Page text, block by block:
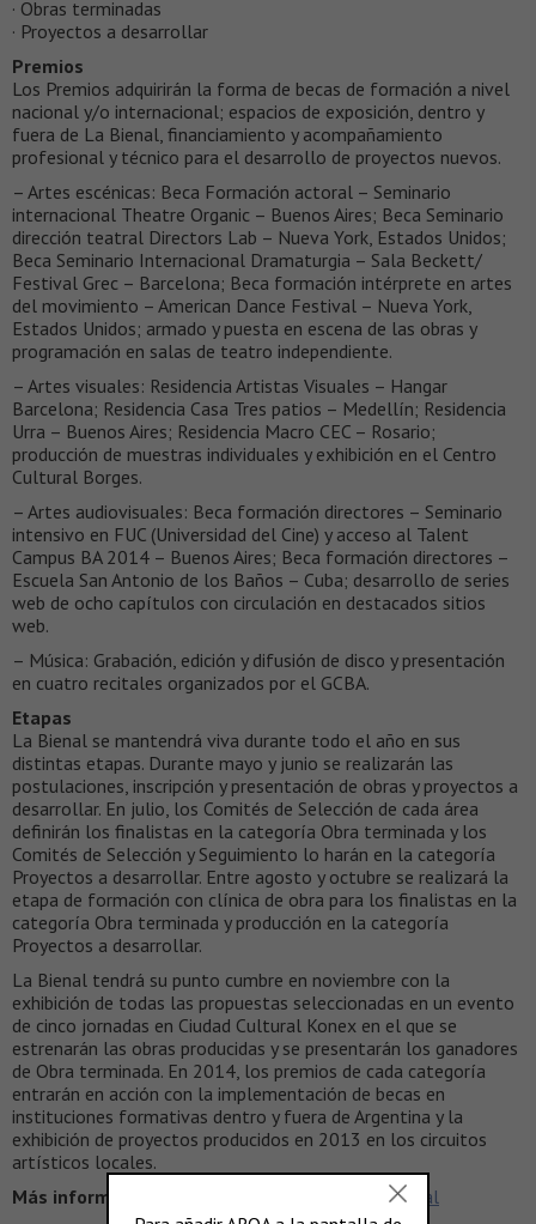
· Obras terminadas
· Proyectos a desarrollar
Premios
Los Premios adquirirán la forma de becas de formación a nivel
nacional y/o internacional; espacios de exposición, dentro y
fuera de La Bienal, financiamiento y acompañamiento
profesional y técnico para el desarrollo de proyectos nuevos.
– Artes escénicas: Beca Formación actoral – Seminario
internacional Theatre Organic – Buenos Aires; Beca Seminario
dirección teatral Directors Lab – Nueva York, Estados Unidos;
Beca Seminario Internacional Dramaturgia – Sala Beckett/
Festival Grec – Barcelona; Beca formación intérprete en artes
del movimiento – American Dance Festival – Nueva York,
Estados Unidos; armado y puesta en escena de las obras y
programación en salas de teatro independiente.
– Artes visuales: Residencia Artistas Visuales – Hangar
Barcelona; Residencia Casa Tres patios – Medellín; Residencia
Urra – Buenos Aires; Residencia Macro CEC – Rosario;
producción de muestras individuales y exhibición en el Centro
Cultural Borges.
– Artes audiovisuales: Beca formación directores – Seminario
intensivo en FUC (Universidad del Cine) y acceso al Talent
Campus BA 2014 – Buenos Aires; Beca formación directores –
Escuela San Antonio de los Baños – Cuba; desarrollo de series
web de ocho capítulos con circulación en destacados sitios
web.
– Música: Grabación, edición y difusión de disco y presentación
en cuatro recitales organizados por el GCBA.
Etapas
La Bienal se mantendrá viva durante todo el año en sus
distintas etapas. Durante mayo y junio se realizarán las
postulaciones, inscripción y presentación de obras y proyectos a
desarrollar. En julio, los Comités de Selección de cada área
definirán los finalistas en la categoría Obra terminada y los
Comités de Selección y Seguimiento lo harán en la categoría
Proyectos a desarrollar. Entre agosto y octubre se realizará la
etapa de formación con clínica de obra para los finalistas en la
categoría Obra terminada y producción en la categoría
Proyectos a desarrollar.
La Bienal tendrá su punto cumbre en noviembre con la
exhibición de todas las propuestas seleccionadas en un evento
de cinco jornadas en Ciudad Cultural Konex en el que se
estrenarán las obras producidas y se presentarán los ganadores
de Obra terminada. En 2014, los premios de cada categoría
entrarán en acción con la implementación de becas en
instituciones formativas dentro y fuera de Argentina y la
exhibición de proyectos producidos en 2013 en los circuitos
artísticos locales.
Más información >
www.buenosaires.gob.ar/labienal